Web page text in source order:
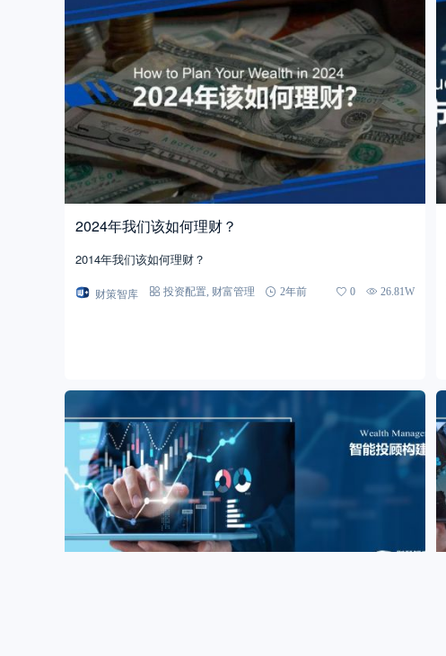
2024年我们该如何理财？
2014年我们该如何理财？
财策智库 投资配置 财富管理 2年前 0 26.81W